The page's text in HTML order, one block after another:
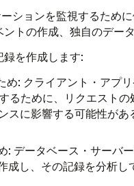
ションを監視するため
トの作成、独自のデー
を作成します:
め: クライアント・アプ
るために、リクエスト
スに影響する可能性が
: データベース・サーバ
し、その記録を分析